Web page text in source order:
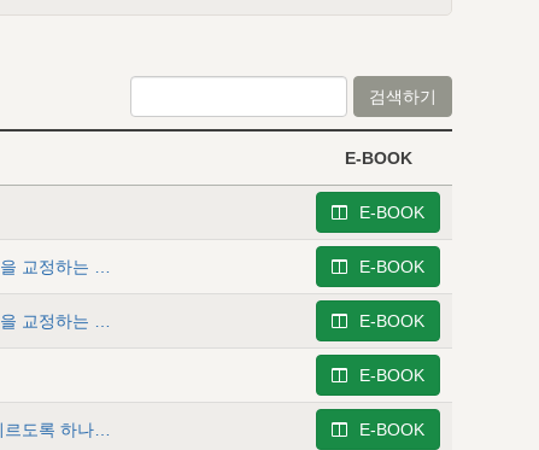
검색하기
E-BOOK
E-BOOK
E-BOOK
E-BOOK
E-BOOK
E-BOOK